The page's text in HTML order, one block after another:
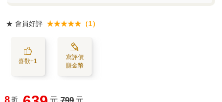
★ 會員好評 ★★★★★（1）
喜歡+1
寫評價
賺金幣
8 折